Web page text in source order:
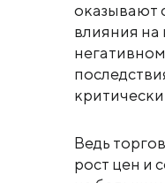
оказывают
влияния
Ведь
рост цен и